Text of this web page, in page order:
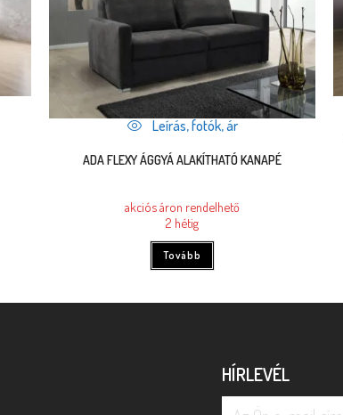
Leírás, fotók, ár
ADA FLEXY ÁGGYÁ ALAKÍTHATÓ KANAPÉ
akciós áron rendelhető
2 hétig
Tovább
HÍRLEVÉL